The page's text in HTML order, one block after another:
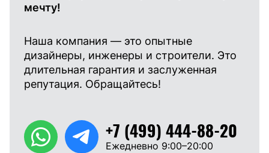
мечту!
Наша компания — это опытные
дизайнеры, инженеры и строители. Это
длительная гарантия и заслуженная
репутация. Обращайтесь!
+7 (499) 444-88-20
Ежедневно 9:00–20:00